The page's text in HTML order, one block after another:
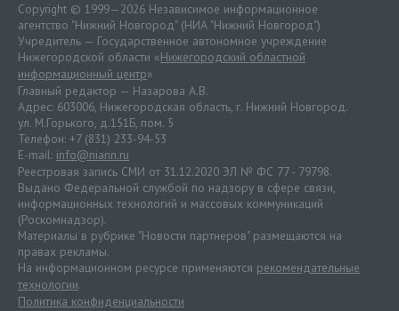
Copyright © 1999—2026 Независимое информационное
агентство "Нижний Новгород" (НИА "Нижний Новгород")
Учредитель — Государственное автономное учреждение
Нижегородской области «Нижегородский областной
информационный центр»
Главный редактор — Назарова А.В.
Адрес: 603006, Нижегородская область, г. Нижний Новгород.
ул. М.Горького, д.151Б, пом. 5
Телефон: +7 (831) 233-94-53
E-mail: info@niann.ru
Реестровая запись СМИ от 31.12.2020 ЭЛ № ФС 77 - 79798.
Выдано Федеральной службой по надзору в сфере связи,
информационных технологий и массовых коммуникаций
(Роскомнадзор).
Материалы в рубрике "Новости партнеров" размещаются на
правах рекламы.
На информационном ресурсе применяются рекомендательные
технологии.
Политика конфиденциальности